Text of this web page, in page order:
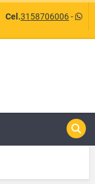
Cel.3158706006-